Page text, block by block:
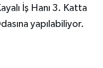
İş Hanı 3. Katta
yapılabiliyor.